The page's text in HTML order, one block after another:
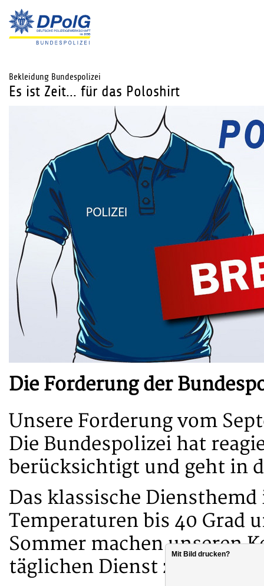
Bekleidung Bundespolizei
Es ist Zeit... für das Poloshirt
Die Forderung der
Unsere Forderung vom
Die Bundespolizei hat
berücksichtigt und geht in
Das klassische
Temperaturen bis 40 Grad
Sommer machen unseren
täglichen Dienst
Mit Bild drucken?